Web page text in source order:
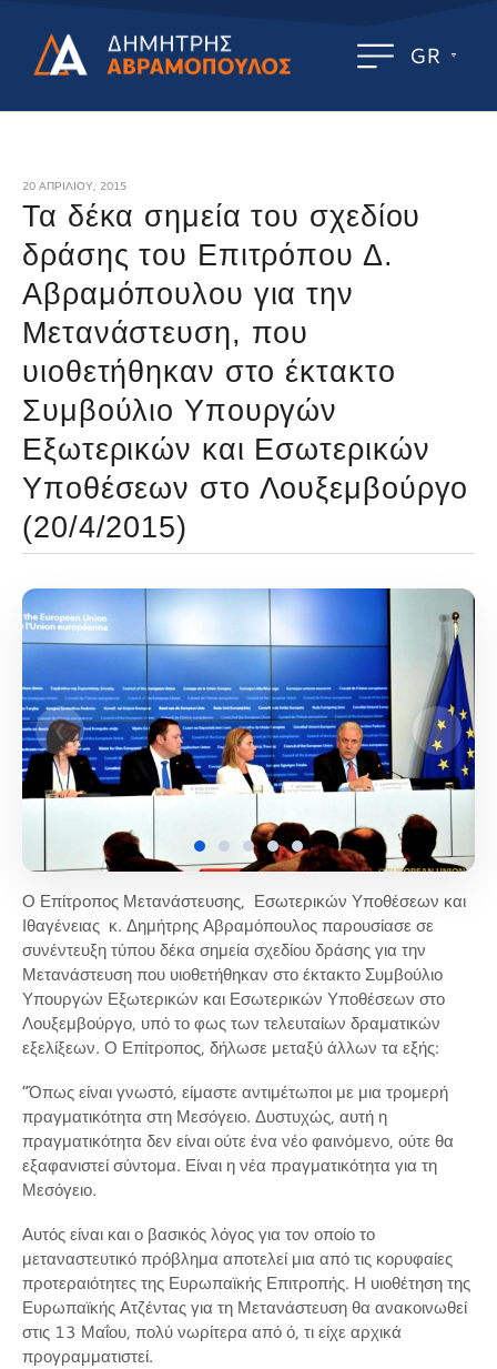
GR
20 ΑΠΡΙΛΊΟΥ, 2015
Τα δέκα σημεία του σχεδίου
δράσης του Επιτρόπου Δ.
Αβραμόπουλου για την
Μετανάστευση, που
υιοθετήθηκαν στο έκτακτο
Συμβούλιο Υπουργών
Εξωτερικών και Εσωτερικών
Υποθέσεων στο Λουξεμβούργο
(20/4/2015)
❮ ❯
Ο Επίτροπος Μετανάστευσης, Εσωτερικών Υποθέσεων και
Ιθαγένειας κ. Δημήτρης Αβραμόπουλος παρουσίασε σε
συνέντευξη τύπου δέκα σημεία σχεδίου δράσης για την
Μετανάστευση που υιοθετήθηκαν στο έκτακτο Συμβούλιο
Υπουργών Εξωτερικών και Εσωτερικών Υποθέσεων στο
Λουξεμβούργο, υπό το φως των τελευταίων δραματικών
εξελίξεων. Ο Επίτροπος, δήλωσε μεταξύ άλλων τα εξής:
“Όπως είναι γνωστό, είμαστε αντιμέτωποι με μια τρομερή
πραγματικότητα στη Μεσόγειο. Δυστυχώς, αυτή η
πραγματικότητα δεν είναι ούτε ένα νέο φαινόμενο, ούτε θα
εξαφανιστεί σύντομα. Είναι η νέα πραγματικότητα για τη
Μεσόγειο.
Αυτός είναι και ο βασικός λόγος για τον οποίο το
μεταναστευτικό πρόβλημα αποτελεί μια από τις κορυφαίες
προτεραιότητες της Ευρωπαϊκής Επιτροπής. Η υιοθέτηση της
Ευρωπαϊκής Ατζέντας για τη Μετανάστευση θα ανακοινωθεί
στις 13 Μαΐου, πολύ νωρίτερα από ό, τι είχε αρχικά
προγραμματιστεί.